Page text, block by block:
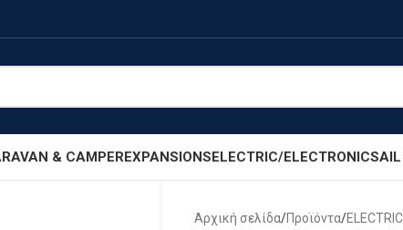
& CAMPEREXPANSIONSELECTRIC/ELECTRONICSAIL
Αρχική σελίδα/Προϊόντα/